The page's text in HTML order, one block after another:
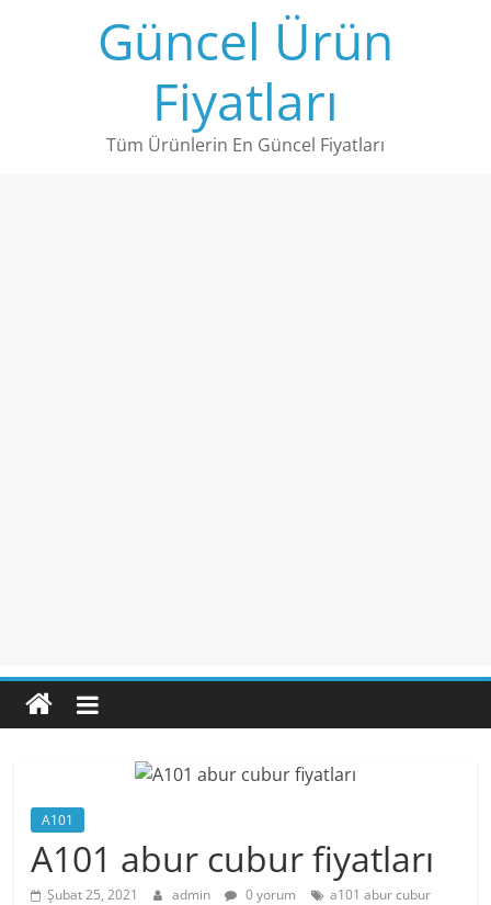
Güncel Ürün
Fiyatları
Tüm Ürünlerin En Güncel Fiyatları
A101
A101 abur cubur fiyatları
Şubat 25, 2021 admin 0 yorum
a101 abur cubur